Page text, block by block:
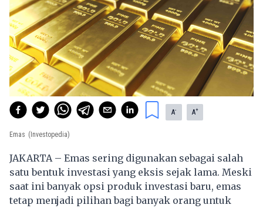
A- A+
Emas (Investopedia)
JAKARTA – Emas sering digunakan sebagai salah
satu bentuk investasi yang eksis sejak lama. Meski
saat ini banyak opsi produk investasi baru, emas
tetap menjadi pilihan bagi banyak orang untuk